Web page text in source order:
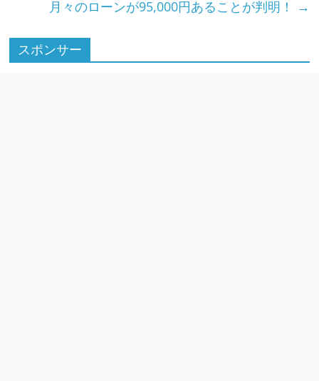
k
月々のローンが95,000円あることが判明！ →
スポンサー